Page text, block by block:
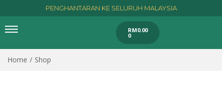
PENGHANTARAN KE SELURUH MALAYSIA
RM0.00
0
Home / Shop